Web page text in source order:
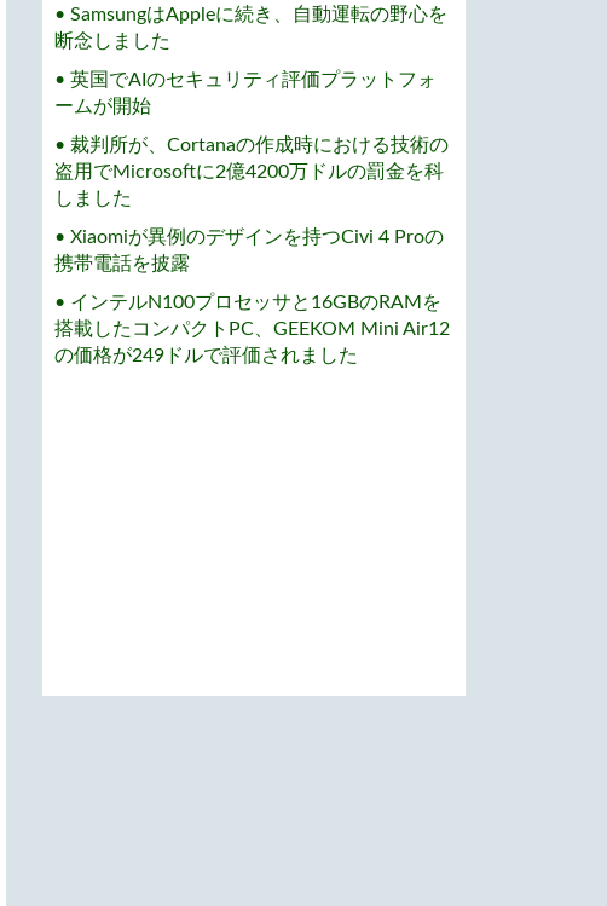
• SamsungはAppleに続き、自動運転の野心を
断念しました
• 英国でAIのセキュリティ評価プラットフォ
ームが開始
• 裁判所が、Cortanaの作成時における技術の
盗用でMicrosoftに2億4200万ドルの罰金を科
しました
• Xiaomiが異例のデザインを持つCivi 4 Proの
携帯電話を披露
• インテルN100プロセッサと16GBのRAMを
搭載したコンパクトPC、GEEKOM Mini Air12
の価格が249ドルで評価されました